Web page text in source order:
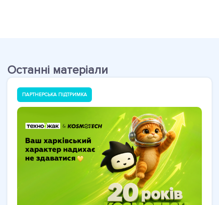
Останні матеріали
ПАРТНЕРСЬКА ПІДТРИМКА